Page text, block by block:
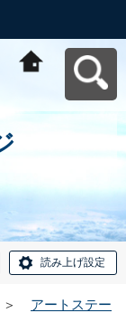
読み上げ設定
＞
アートステー